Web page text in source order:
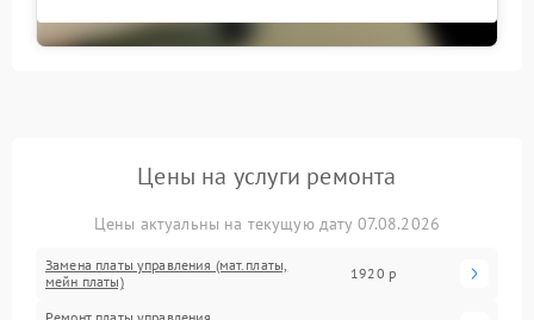
Цены на услуги ремонта
Цены актуальны на текущую дату 07.08.2026
Замена платы управления (мат.платы,
мейн платы)
1920 р